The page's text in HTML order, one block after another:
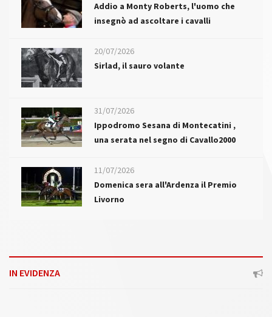
Addio a Monty Roberts, l'uomo che
insegnò ad ascoltare i cavalli
20/07/2026
Sirlad, il sauro volante
31/07/2026
Ippodromo Sesana di Montecatini ,
una serata nel segno di Cavallo2000
11/07/2026
Domenica sera all'Ardenza il Premio
Livorno
IN EVIDENZA